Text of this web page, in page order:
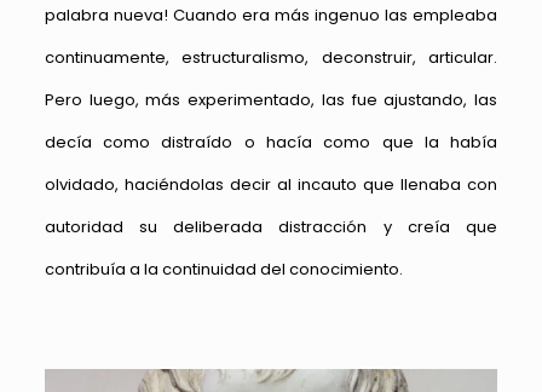
palabra nueva! Cuando era más ingenuo las empleaba
continuamente, estructuralismo, deconstruir, articular.
Pero luego, más experimentado, las fue ajustando, las
decía como distraído o hacía como que la había
olvidado, haciéndolas decir al incauto que llenaba con
autoridad su deliberada distracción y creía que
contribuía a la continuidad del conocimiento.